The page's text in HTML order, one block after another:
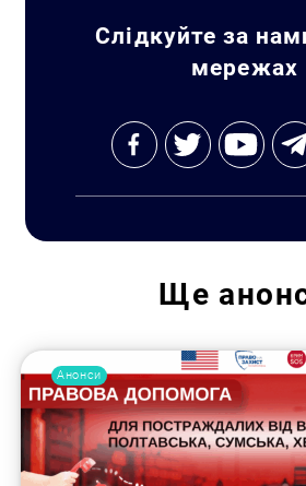
Слідкуйте за
мережах
Ще
Анонси